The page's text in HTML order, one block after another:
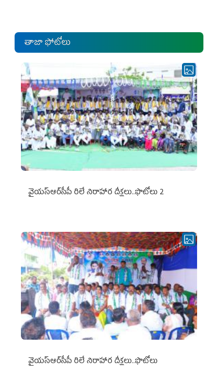
తాజా ఫోటోలు
వైయ‌స్ఆర్‌సీపీ రిలే నిరాహార దీక్షలు..ఫొటోలు 2
వైయ‌స్ఆర్‌సీపీ రిలే నిరాహార దీక్షలు..ఫొటోలు